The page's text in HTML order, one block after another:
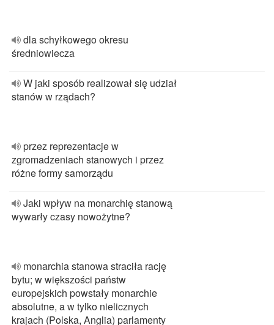
dla schyłkowego okresu
średniowiecza
W jaki sposób realizował się udział
stanów w rządach?
przez reprezentacje w
zgromadzeniach stanowych i przez
różne formy samorządu
Jaki wpływ na monarchię stanową
wywarły czasy nowożytne?
monarchia stanowa straciła rację
bytu; w większości państw
europejskich powstały monarchie
absolutne, a w tylko nielicznych
krajach (Polska, Anglia) parlamenty